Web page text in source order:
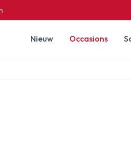
Nieuw Occasions